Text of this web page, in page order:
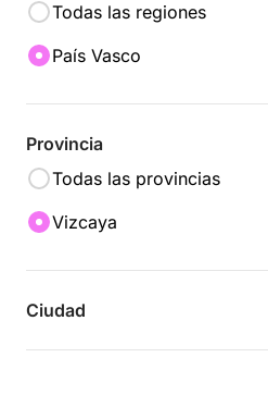
Todas las regiones
País Vasco
Provincia
Todas las provincias
Vizcaya
Ciudad